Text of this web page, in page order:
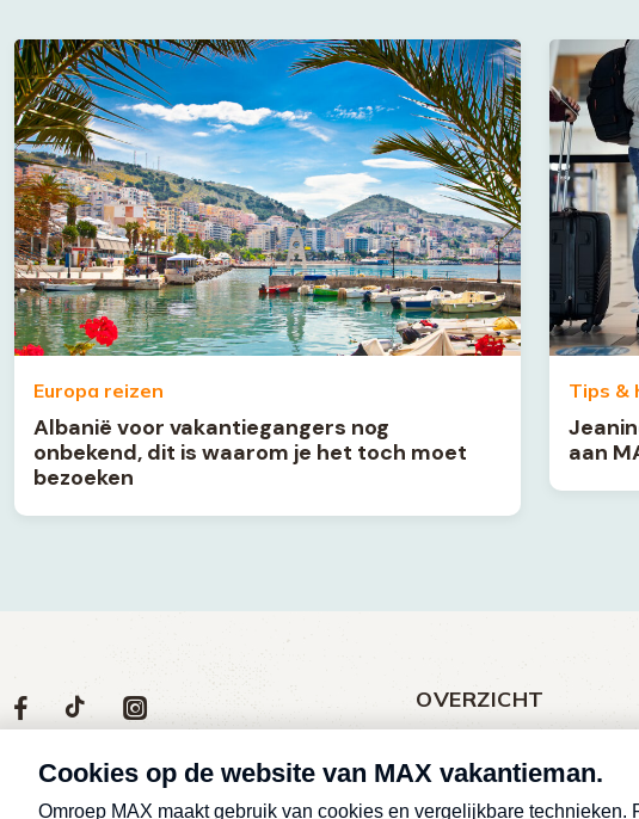
Europa reizen
Albanië voor vakantiegangers nog
onbekend, dit is waarom je het toch moet
bezoeken
Tips &
aan
Volg
ons
social
media
Social
media
Volg
op
Volg
op
TikTok
Volg
op
Max
OVERZICHT
Nieuws